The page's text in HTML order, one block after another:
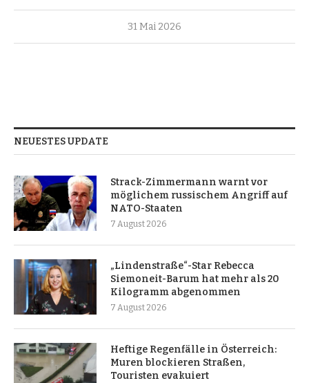
31 Mai 2026
NEUESTES UPDATE
Strack-Zimmermann warnt vor
möglichem russischem Angriff auf
NATO-Staaten
7 August 2026
„Lindenstraße“-Star Rebecca
Siemoneit-Barum hat mehr als 20
Kilogramm abgenommen
7 August 2026
Heftige Regenfälle in Österreich:
Muren blockieren Straßen,
Touristen evakuiert